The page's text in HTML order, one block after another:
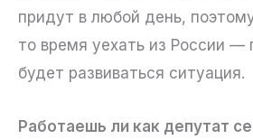
придут в любой день,
то время уехать из России —
будет развиваться ситуация.
Работаешь ли как депутат